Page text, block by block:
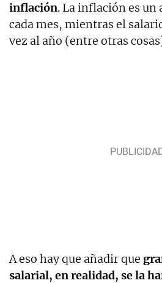
inflación. La inflación es un
cada mes, mientras el
vez al año (entre otras
A eso hay que añadir que
salarial, en realidad, se la